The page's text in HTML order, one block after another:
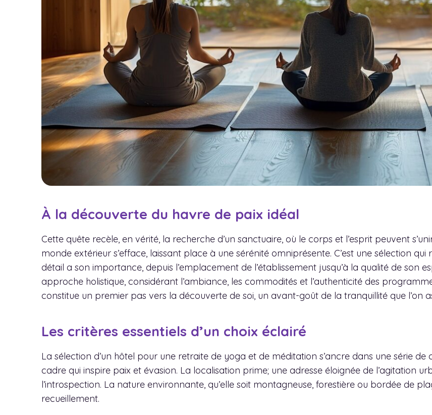
À la découverte du havre de paix idéal
Cette quête recèle, en vérité, la recherche d’un sanctuaire, où le corps et l’esprit peuvent
monde extérieur s’efface, laissant place à une sérénité omniprésente. C’est une sélection
détail a son importance, depuis l’emplacement de l’établissement jusqu’à la qualité de son
approche holistique, considérant l’ambiance, les commodités et l’authenticité des
constitue un premier pas vers la découverte de soi, un avant-goût de la tranquillité que l’on
Les critères essentiels d’un choix éclairé
La sélection d’un hôtel pour une retraite de yoga et de méditation s’ancre dans une série de
cadre qui inspire paix et évasion. La localisation prime; une adresse éloignée de l’agitation
l’introspection. La nature environnante, qu’elle soit montagneuse, forestière ou bordée de
recueillement.